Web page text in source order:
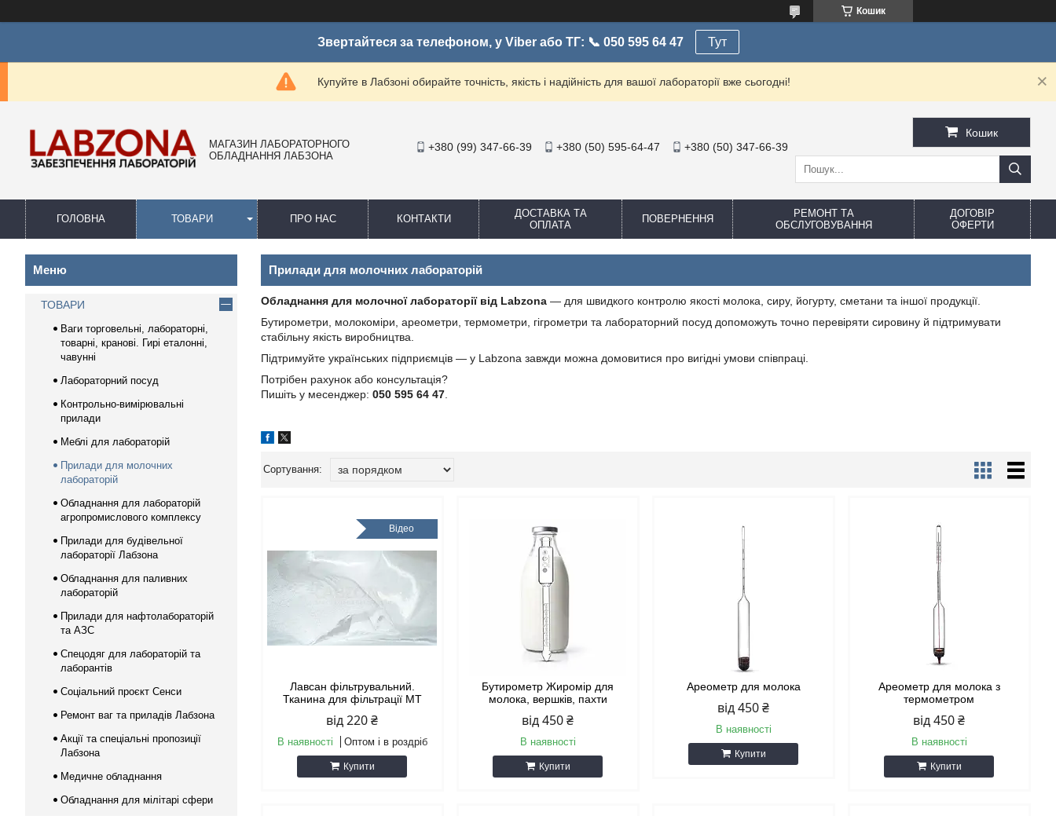
Кошик
Звертайтеся за телефоном, у Viber або ТГ: 📞 050 595 64 47 Тут
Купуйте в Лабзоні обирайте точність, якість і надійність для вашої лабораторії вже сьогодні!
МАГАЗИН ЛАБОРАТОРНОГО
ОБЛАДНАННЯ ЛАБЗОНА
+380 (99) 347-66-39 +380 (50) 595-64-47 +380 (50) 347-66-39
Кошик
ГОЛОВНА ТОВАРИ ПРО НАС КОНТАКТИ
ДОСТАВКА ТА
ОПЛАТА
ПОВЕРНЕННЯ
РЕМОНТ ТА
ОБСЛУГОВУВАННЯ
ДОГОВІР
ОФЕРТИ
Прилади для молочних лабораторій
Обладнання для молочної лабораторії від Labzona — для швидкого контролю якості молока, сиру, йогурту, сметани та іншої продукції.
Бутирометри, молокоміри, ареометри, термометри, гігрометри та лабораторний посуд допоможуть точно перевіряти сировину й підтримувати
стабільну якість виробництва.
Підтримуйте українських підприємців — у Labzona завжди можна домовитися про вигідні умови співпраці.
Потрібен рахунок або консультація?
Пишіть у месенджер: 050 595 64 47
Відео
Лавсан фільтрувальний.
Тканина для фільтрації МТ
від 220 ₴
В наявності Оптом і в роздріб
Купити
Бутирометр Жиромір для
молока, вершків, пахти
від 450 ₴
В наявності
Купити
Ареометр для молока
від 450 ₴
В наявності
Купити
Ареометр для молока з
термометром
від 450 ₴
В наявності
Купити
ТОВАРИ
Ваги торговельні, лабораторні,
товарні, кранові. Гирі еталонні,
чавунні
Лабораторний посуд
Контрольно-вимірювальні
прилади
Меблі для лабораторій
Прилади для молочних
лабораторій
Обладнання для лабораторій
агропромислового комплексу
Прилади для будівельної
лабораторії Лабзона
Обладнання для паливних
лабораторій
Прилади для нафтолабораторій
та АЗС
Спецодяг для лабораторій та
лаборантів
Соціальний проєкт Сенси
Ремонт ваг та приладів Лабзона
Акції та спеціальні пропозиції
Лабзона
Медичне обладнання
Обладнання для мілітарі сфери